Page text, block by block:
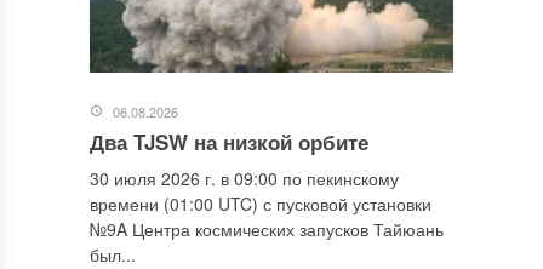
06.08.2026
Два TJSW на низкой орбите
30 июля 2026 г. в 09:00 по пекинскому
времени (01:00 UTC) с пусковой установки
№9A Центра космических запусков Тайюань
был...